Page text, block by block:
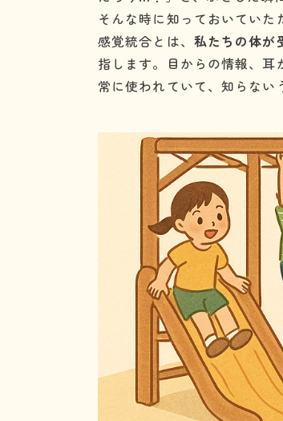
そんな時に知っておいていた
感覚統合とは、 私たちの体が
指します。目からの情報、
常に使われていて、知らない